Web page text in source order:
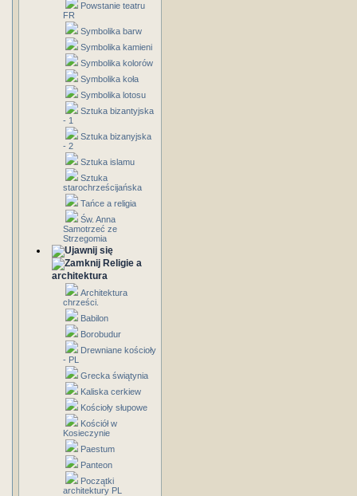
Powstanie teatru
FR
Symbolika barw
Symbolika kamieni
Symbolika kolorów
Symbolika koła
Symbolika lotosu
Sztuka bizantyjska
- 1
Sztuka bizanyjska
- 2
Sztuka islamu
Sztuka
starochrześcijańska
Tańce a religia
Św. Anna
Samotrzeć ze
Strzegomia
Religie a
architektura
Architektura
chrześci.
Babilon
Borobudur
Drewniane kościoły
- PL
Grecka świątynia
Kaliska cerkiew
Kościoły słupowe
Kościół w
Kosieczynie
Paestum
Panteon
Początki
architektury PL